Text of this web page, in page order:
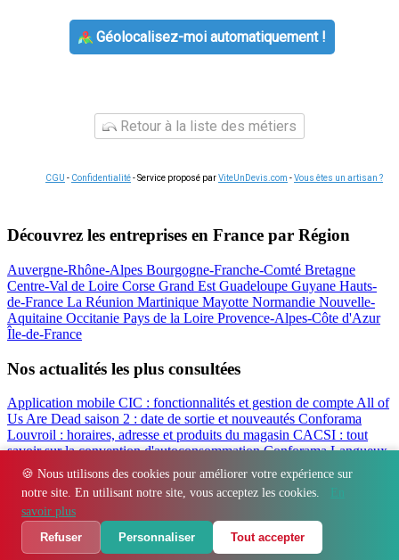
🍪 Nous utilisons des cookies pour améliorer votre expérience sur
notre site. En utilisant notre site, vous acceptez les cookies.
En
savoir plus
Refuser
Personnaliser Tout accepter
Géolocalisez-moi automatiquement !
Retour à la liste des métiers
CGU - Confidentialité- Service proposé parViteUnDevis.com -Vous êtes un artisan ?
Découvrez les entreprises en France par Région
Auvergne-Rhône-Alpes Bourgogne-Franche-Comté Bretagne
Centre-Val de Loire Corse Grand Est Guadeloupe Guyane Hauts-
de-France La Réunion Martinique Mayotte Normandie Nouvelle-
Aquitaine Occitanie Pays de la Loire Provence-Alpes-Côte d'Azur
Île-de-France
Nos actualités les plus consultées
Application mobile CIC : fonctionnalités et gestion de compte All of
Us Are Dead saison 2 : date de sortie et nouveautés Conforama
Louvroil : horaires, adresse et produits du magasin CACSI : tout
savoir sur la convention d'autoconsommationConforama Langueux
: horaires, adresse et avis du magasinFilbanque : gérer ses comptes
CIC en ligne facilement
Régions - Départements - Villes - Entreprises - Marques Contact
Espace presse
© 2026 Immo Finex. Tous droits réservés.